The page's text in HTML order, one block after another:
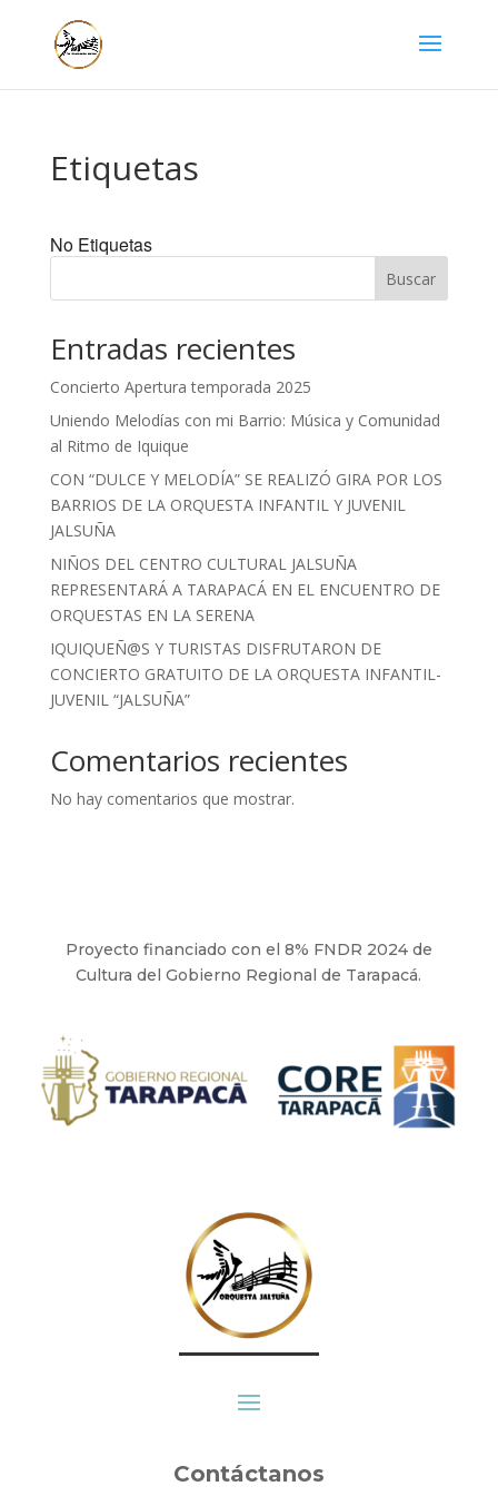
Etiquetas
No Etiquetas
Buscar
Entradas recientes
Concierto Apertura temporada 2025
Uniendo Melodías con mi Barrio: Música y Comunidad
al Ritmo de Iquique
CON “DULCE Y MELODÍA” SE REALIZÓ GIRA POR LOS
BARRIOS DE LA ORQUESTA INFANTIL Y JUVENIL
JALSUÑA
NIÑOS DEL CENTRO CULTURAL JALSUÑA
REPRESENTARÁ A TARAPACÁ EN EL ENCUENTRO DE
ORQUESTAS EN LA SERENA
IQUIQUEÑ@S Y TURISTAS DISFRUTARON DE
CONCIERTO GRATUITO DE LA ORQUESTA INFANTIL-
JUVENIL “JALSUÑA”
Comentarios recientes
No hay comentarios que mostrar.
Proyecto financiado con el 8% FNDR 2024 de
Cultura del Gobierno Regional de Tarapacá.
Contáctanos